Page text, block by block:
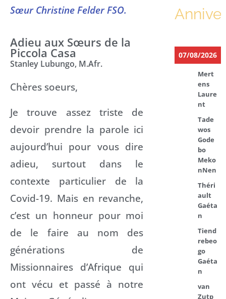
Sœur Christine Felder FSO.
Adieu aux Sœurs de la
Piccola Casa
Stanley Lubungo, M.Afr.
Chères soeurs,
Je trouve assez triste de
devoir prendre la parole ici
aujourd’hui pour vous dire
adieu, surtout dans le
contexte particulier de la
Covid-19. Mais en revanche,
c’est un honneur pour moi
de le faire au nom des
générations de
Missionnaires d’Afrique qui
ont vécu et passé à notre
07/08/2026
Mert
ens
Laure
nt
Tade
wos
Gode
bo
Meko
nNen
Théri
ault
Gaéta
n
Tiend
rebeo
go
Gaéta
n
van
Zutp